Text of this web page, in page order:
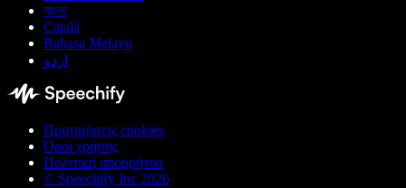
বাংলা
Català
Bahasa Melayu
اردو
Προτιμήσεις cookies
Όροι χρήσης
Πολιτική απορρήτου
© Speechify Inc 2026